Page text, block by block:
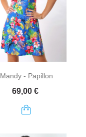
Mandy - Papillon
Prix
69,00 €